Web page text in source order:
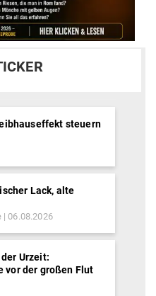
steuern
Lack, alte
06.08.2026
Urzeit:
vor der großen Flut